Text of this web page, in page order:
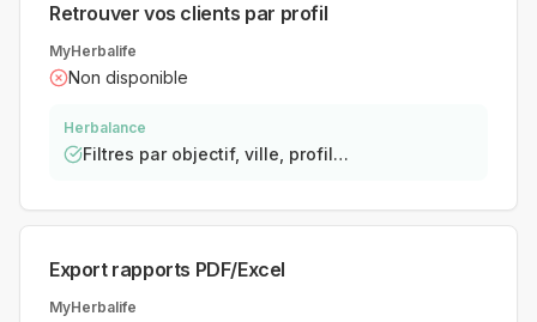
Retrouver vos clients par profil
MyHerbalife
Non disponible
Herbalance
Filtres par objectif, ville, profil…
Export rapports PDF/Excel
MyHerbalife